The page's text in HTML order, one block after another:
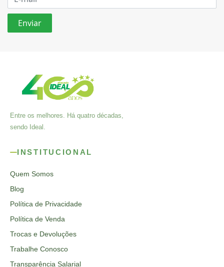
Entre os melhores. Há quatro décadas,
sendo Ideal.
INSTITUCIONAL
Quem Somos
Blog
Política de Privacidade
Política de Venda
Trocas e Devoluções
Trabalhe Conosco
Transparência Salarial